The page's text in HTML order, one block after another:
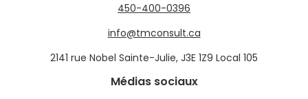
450-400-0396
info@tmconsult.ca
2141 rue Nobel Sainte-Julie, J3E 1Z9 Local 105
Médias sociaux